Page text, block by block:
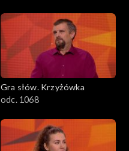
Gra słów. Krzyżówka
odc. 1068